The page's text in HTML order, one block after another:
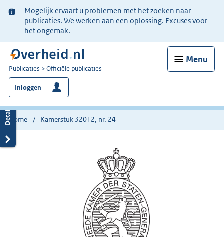
Ter
informatie:
Mogelijk ervaart u problemen met het zoeken naar
publicaties. We werken aan een oplossing. Excuses voor
het ongemak.
Menu
U
bent
nu
hier:
Publicaties Officiële publicaties
Inloggen
Home Kamerstuk 32012, nr. 24